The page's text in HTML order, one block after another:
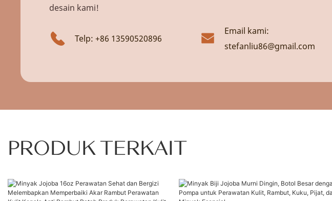
desain kami!
Telp: +86 13590520896
Email kami:
stefanliu86@gmail.com
PRODUK TERKAIT